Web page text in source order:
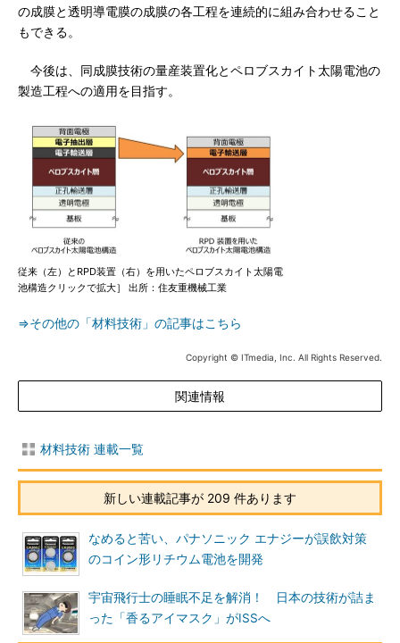
の成膜と透明導電膜の成膜の各工程を連続的に組み合わせること
もできる。
今後は、同成膜技術の量産装置化とペロブスカイト太陽電池の
製造工程への適用を目指す。
従来（左）とRPD装置（右）を用いたペロブスカイト太陽電
池構造クリックで拡大］ 出所：住友重機械工業
⇒その他の「材料技術」の記事はこちら
Copyright © ITmedia, Inc. All Rights Reserved.
関連情報
材料技術 連載一覧
新しい連載記事が 209 件あります
なめると苦い、パナソニック エナジーが誤飲対策
のコイン形リチウム電池を開発
宇宙飛行士の睡眠不足を解消！ 日本の技術が詰ま
った「香るアイマスク」がISSへ